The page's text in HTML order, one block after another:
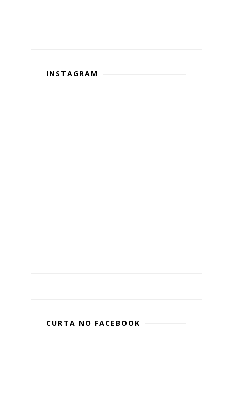
INSTAGRAM
CURTA NO FACEBOOK